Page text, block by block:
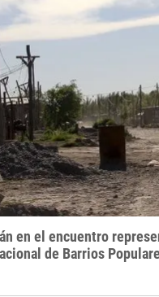
en el encuentro
de Barrios